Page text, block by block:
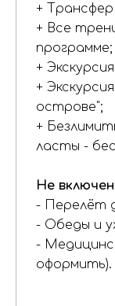
+
+ Все
программе;
+
+
острове";
+
ласты -
Не
- Перелёт
- Обеды и
-
оформить).